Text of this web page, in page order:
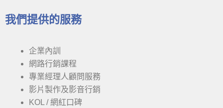
我們提供的服務
企業內訓
網路行銷課程
專業經理人顧問服務
影片製作及影音行銷
KOL / 網紅口碑